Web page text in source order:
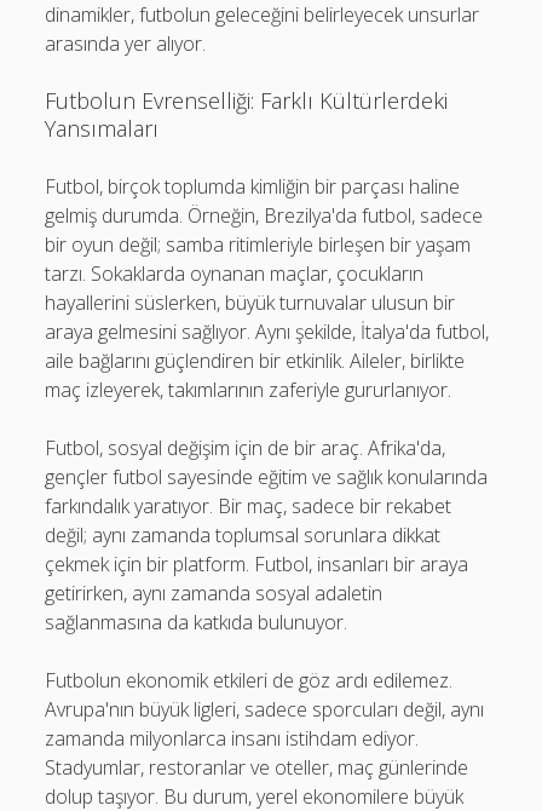
dinamikler, futbolun geleceğini belirleyecek unsurlar
arasında yer alıyor.
Futbolun Evrenselliği: Farklı Kültürlerdeki
Yansımaları
Futbol, birçok toplumda kimliğin bir parçası haline
gelmiş durumda. Örneğin, Brezilya'da futbol, sadece
bir oyun değil; samba ritimleriyle birleşen bir yaşam
tarzı. Sokaklarda oynanan maçlar, çocukların
hayallerini süslerken, büyük turnuvalar ulusun bir
araya gelmesini sağlıyor. Aynı şekilde, İtalya'da futbol,
aile bağlarını güçlendiren bir etkinlik. Aileler, birlikte
maç izleyerek, takımlarının zaferiyle gururlanıyor.
Futbol, sosyal değişim için de bir araç. Afrika'da,
gençler futbol sayesinde eğitim ve sağlık konularında
farkındalık yaratıyor. Bir maç, sadece bir rekabet
değil; aynı zamanda toplumsal sorunlara dikkat
çekmek için bir platform. Futbol, insanları bir araya
getirirken, aynı zamanda sosyal adaletin
sağlanmasına da katkıda bulunuyor.
Futbolun ekonomik etkileri de göz ardı edilemez.
Avrupa'nın büyük ligleri, sadece sporcuları değil, aynı
zamanda milyonlarca insanı istihdam ediyor.
Stadyumlar, restoranlar ve oteller, maç günlerinde
dolup taşıyor. Bu durum, yerel ekonomilere büyük